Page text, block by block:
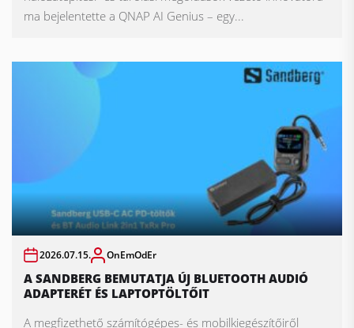
ma bejelentette a QNAP AI Genius – egy...
2026.07.15. OnEmOdEr
A SANDBERG BEMUTATJA ÚJ BLUETOOTH AUDIÓ
ADAPTERÉT ÉS LAPTOPTÖLTŐIT
A megfizethető számítógépes- és mobilkiegészítőiről